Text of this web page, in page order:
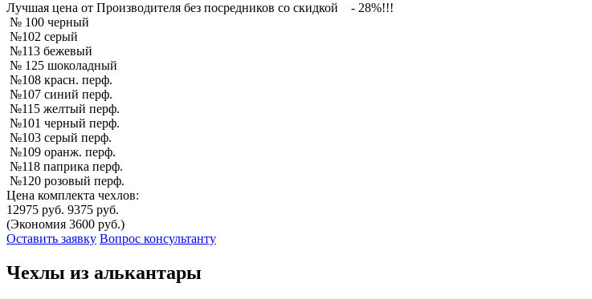
Лучшая цена от Производителя без посредников со скидкой
- 28%!!!
№ 100 черный
№102 серый
№113 бежевый
№ 125 шоколадный
№108 красн. перф.
№107 синий перф.
№115 желтый перф.
№101 черный перф.
№103 серый перф.
№109 оранж. перф.
№118 паприка перф.
№120 розовый перф.
Цена комплекта чехлов:
12975 руб. 9375 руб.
(Экономия 3600 руб.)
Оставить заявку Вопрос консультанту
Чехлы из алькантары